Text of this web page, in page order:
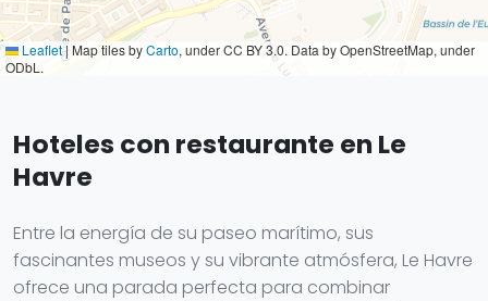
Leaflet|Map tiles byCarto, under CC BY 3.0. Data by OpenStreetMap, under
ODbL.
Hoteles con restaurante en Le
Havre
Entre la energía de su paseo marítimo, sus
fascinantes museos y su vibrante atmósfera, Le Havre
ofrece una parada perfecta para combinar